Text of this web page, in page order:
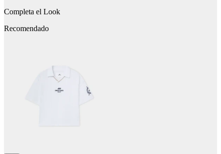
Completa el Look
Recomendado